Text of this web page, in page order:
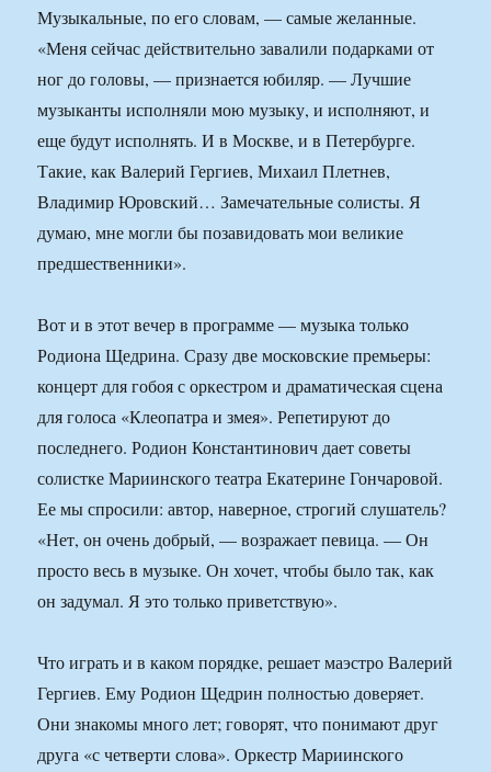
Музыкальные, по его словам, — самые желанные.
«Меня сейчас действительно завалили подарками от
ног до головы, — признается юбиляр. — Лучшие
музыканты исполняли мою музыку, и исполняют, и
еще будут исполнять. И в Москве, и в Петербурге.
Такие, как Валерий Гергиев, Михаил Плетнев,
Владимир Юровский… Замечательные солисты. Я
думаю, мне могли бы позавидовать мои великие
предшественники».
Вот и в этот вечер в программе — музыка только
Родиона Щедрина. Сразу две московские премьеры:
концерт для гобоя с оркестром и драматическая сцена
для голоса «Клеопатра и змея». Репетируют до
последнего. Родион Константинович дает советы
солистке Мариинского театра Екатерине Гончаровой.
Ее мы спросили: автор, наверное, строгий слушатель?
«Нет, он очень добрый, — возражает певица. — Он
просто весь в музыке. Он хочет, чтобы было так, как
он задумал. Я это только приветствую».
Что играть и в каком порядке, решает маэстро Валерий
Гергиев. Ему Родион Щедрин полностью доверяет.
Они знакомы много лет; говорят, что понимают друг
друга «с четверти слова». Оркестр Мариинского